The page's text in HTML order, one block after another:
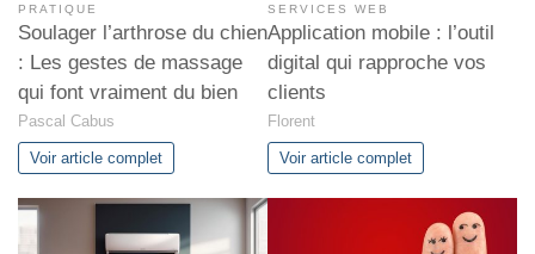
PRATIQUE
Soulager l’arthrose du chien
: Les gestes de massage
qui font vraiment du bien
Pascal Cabus
Voir article complet
SERVICES WEB
Application mobile : l’outil
digital qui rapproche vos
clients
Florent
Voir article complet